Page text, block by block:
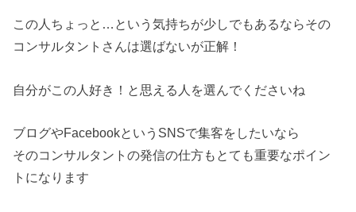
この人ちょっと…という気持ちが少しでもあるならその
コンサルタントさんは選ばないが正解！
自分がこの人好き！と思える人を選んでくださいね
ブログやFacebookというSNSで集客をしたいなら
そのコンサルタントの発信の仕方もとても重要なポイン
トになります